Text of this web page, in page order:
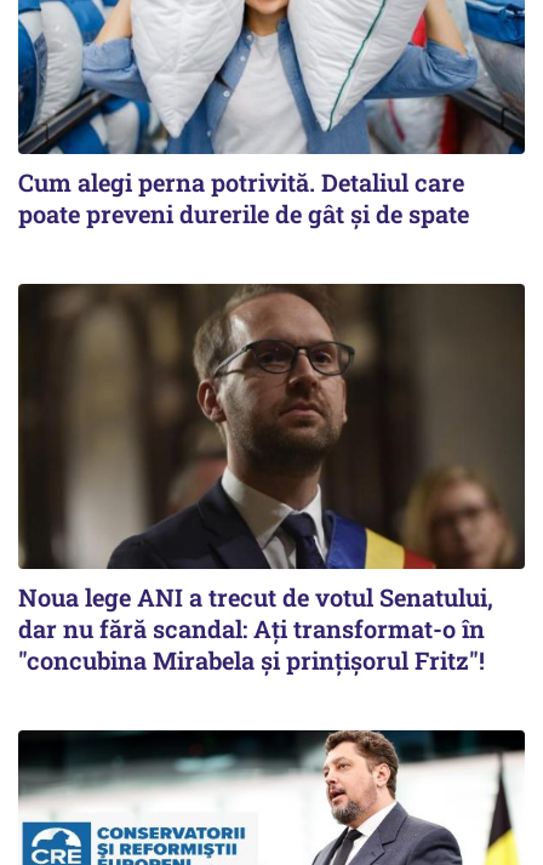
Cum alegi perna potrivită. Detaliul care
poate preveni durerile de gât și de spate
Noua lege ANI a trecut de votul Senatului,
dar nu fără scandal: Ați transformat-o în
"concubina Mirabela şi prinţişorul Fritz"!